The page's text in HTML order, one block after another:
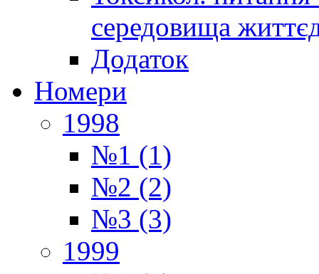
середовища
Додаток
Номери
1998
№1 (1)
№2 (2)
№3 (3)
1999